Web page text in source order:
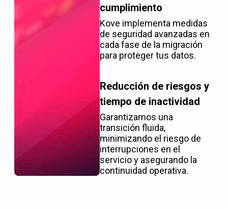
cumplimiento
Kove implementa medidas
de seguridad avanzadas en
cada fase de la migración
para proteger tus datos.
Reducción de riesgos y
tiempo de inactividad
Garantizamos una
transición fluida,
minimizando el riesgo de
interrupciones en el
servicio y asegurando la
continuidad operativa.